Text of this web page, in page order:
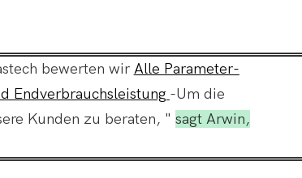
bewerten wir Alle Parameter-
Endverbrauchsleistung -Um die
Kunden zu beraten, " sagt Arwin,